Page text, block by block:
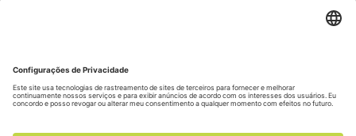
Política de Privacidade